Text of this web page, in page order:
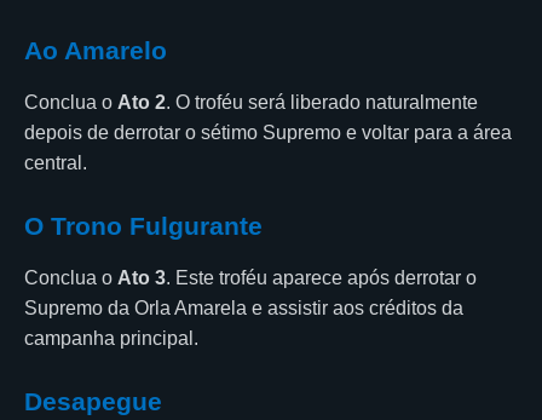
Ao Amarelo
Conclua o Ato 2. O troféu será liberado naturalmente
depois de derrotar o sétimo Supremo e voltar para a área
central.
O Trono Fulgurante
Conclua o Ato 3. Este troféu aparece após derrotar o
Supremo da Orla Amarela e assistir aos créditos da
campanha principal.
Desapegue